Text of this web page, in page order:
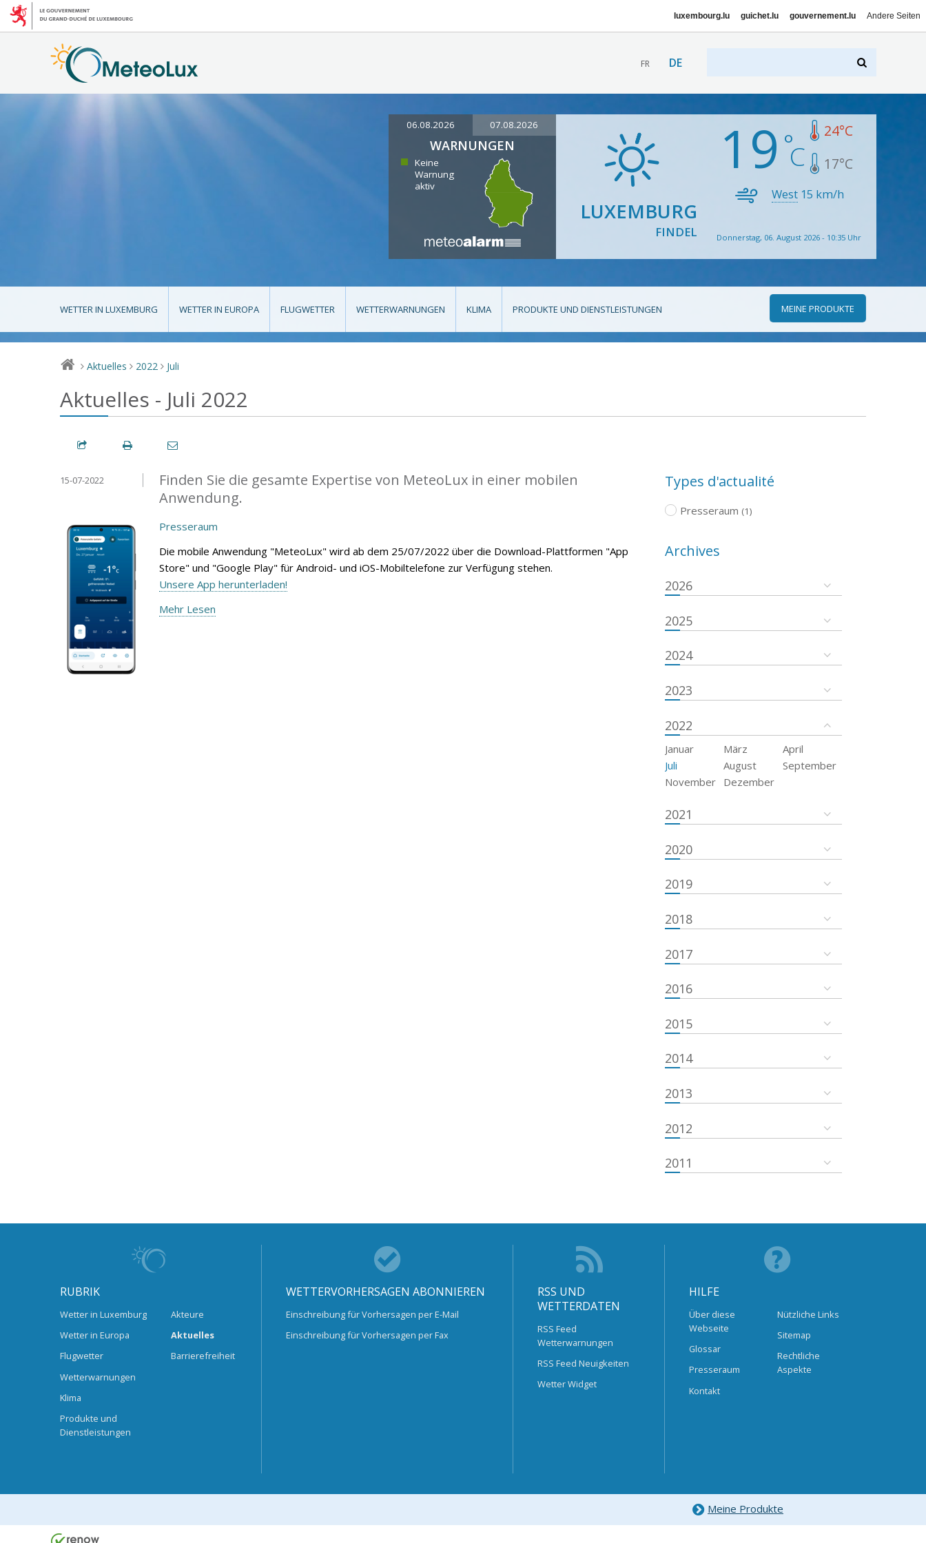
luxembourg.lu guichet.lu gouvernement.lu Andere Seiten
FR DE
06.08.2026 07.08.2026
WARNUNGEN
Keine
Warnung
aktiv
LUXEMBURG
FINDEL
19 24°C
17°C
West 15 km/h
Donnerstag, 06. August 2026 - 10:35 Uhr
WETTER IN LUXEMBURG WETTER IN EUROPA FLUGWETTER WETTERWARNUNGEN KLIMA PRODUKTE UND DIENSTLEISTUNGEN MEINE PRODUKTE
> Aktuelles > 2022 > Juli
Aktuelles - Juli 2022
Finden Sie die gesamte Expertise von MeteoLux in einer mobilen
Anwendung.
15-07-2022
Presseraum
Die mobile Anwendung "MeteoLux" wird ab dem 25/07/2022 über die Download-Plattformen "App
Store" und "Google Play" für Android- und iOS-Mobiltelefone zur Verfügung stehen.
Unsere App herunterladen!
Mehr Lesen
Types d'actualité
Presseraum (1)
Archives
2026
2025
2024
2023
2022
Januar März
April
Juli
August
September
November
Dezember
2021
2020
2019
2018
2017
2016
2015
2014
2013
2012
2011
RUBRIK
Wetter in Luxemburg
Wetter in Europa
Flugwetter
Wetterwarnungen
Klima
Produkte und
Dienstleistungen
Akteure
Aktuelles
Barrierefreiheit
WETTERVORHERSAGEN ABONNIEREN
Einschreibung für Vorhersagen per E-Mail
Einschreibung für Vorhersagen per Fax
RSS UND
WETTERDATEN
RSS Feed
Wetterwarnungen
RSS Feed Neuigkeiten
Wetter Widget
HILFE
Über diese
Webseite
Glossar
Presseraum
Kontakt
Nützliche Links
Sitemap
Rechtliche
Aspekte
Meine Produkte